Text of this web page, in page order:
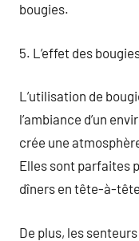
bougies.
5. L’effet des
L’utilisation de
l’ambiance d’un
crée une
Elles sont parfaites
dîners en tête-à-
De plus, les